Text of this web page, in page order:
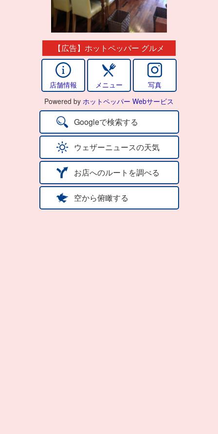
【広告】ホットペッパー グルメ
店舗情報 メニュー
写真
Powered by ホットペッパー Webサービス
Googleで検索する
ウェザーニュースの天気
お店へのルートを調べる
空から俯瞰する